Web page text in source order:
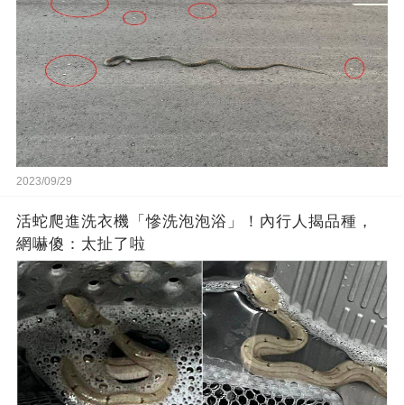
2023/09/29
活蛇爬進洗衣機「慘洗泡泡浴」！內行人揭品種，
網嚇傻：太扯了啦